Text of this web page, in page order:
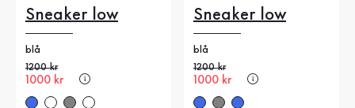
Sneaker low
blå
Gammalt pris
1200 kr
Nytt pris
1000 kr
Sneaker low
blå
Gammalt pris
1200 kr
Nytt pris
1000 kr